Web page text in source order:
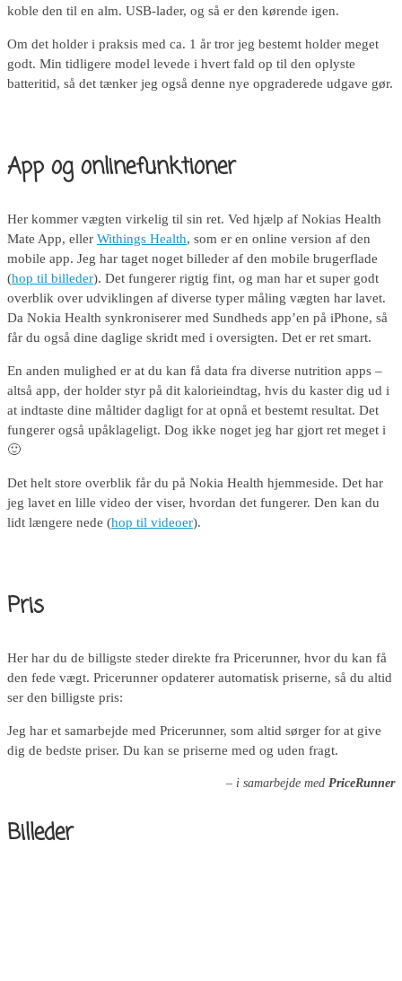
koble den til en alm. USB-lader, og så er den kørende igen.
Om det holder i praksis med ca. 1 år tror jeg bestemt holder meget
godt. Min tidligere model levede i hvert fald op til den oplyste
batteritid, så det tænker jeg også denne nye opgraderede udgave gør.
App og onlinefunktioner
Her kommer vægten virkelig til sin ret. Ved hjælp af Nokias Health
Mate App, eller Withings Health, som er en online version af den
mobile app. Jeg har taget noget billeder af den mobile brugerflade
(hop til billeder). Det fungerer rigtig fint, og man har et super godt
overblik over udviklingen af diverse typer måling vægten har lavet.
Da Nokia Health synkroniserer med Sundheds app’en på iPhone, så
får du også dine daglige skridt med i oversigten. Det er ret smart.
En anden mulighed er at du kan få data fra diverse nutrition apps –
altså app, der holder styr på dit kalorieindtag, hvis du kaster dig ud i
at indtaste dine måltider dagligt for at opnå et bestemt resultat. Det
fungerer også upåklageligt. Dog ikke noget jeg har gjort ret meget i
🙂
Det helt store overblik får du på Nokia Health hjemmeside. Det har
jeg lavet en lille video der viser, hvordan det fungerer. Den kan du
lidt længere nede (hop til videoer).
Pris
Her har du de billigste steder direkte fra Pricerunner, hvor du kan få
den fede vægt. Pricerunner opdaterer automatisk priserne, så du altid
ser den billigste pris:
Jeg har et samarbejde med Pricerunner, som altid sørger for at give
dig de bedste priser. Du kan se priserne med og uden fragt.
– i samarbejde med PriceRunner
Billeder